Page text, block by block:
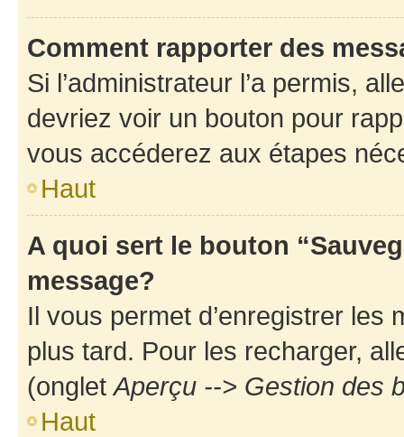
Comment rapporter des
Si l’administrateur l’a permis,
devriez voir un bouton pour
vous accéderez aux étapes
Haut
A quoi sert le bouton
message?
Il vous permet d’enregistrer
plus tard. Pour les recharger,
(ongletAperçu --> Gestion des
Haut